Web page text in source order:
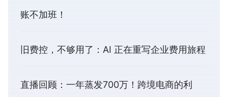
账不加班！
旧费控，不够用了：AI 正在重写企业费用旅程
直播回顾：一年蒸发700万！跨境电商的利